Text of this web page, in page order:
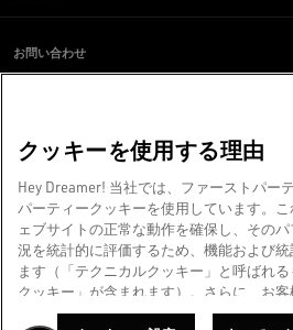
お問い合わせ
スクリーンリーダーのご利用に際し、問題が
ヴェネツィアより、❤ を込めて。
Golden Goose SpA（単独株主）©2026 - All
クッキーを使用する理由
Hey Dreamer! 当社では、ファーストパー
パーティークッキーを使用しています。
ェブサイトの正常な動作を確保し、その
況を統計的に評価するため、機能および
ます（「テクニカルクッキー」と呼ばれ
クッキー」が含まれます）。さらに、お
限り、マーケティングおよびプロファイリ